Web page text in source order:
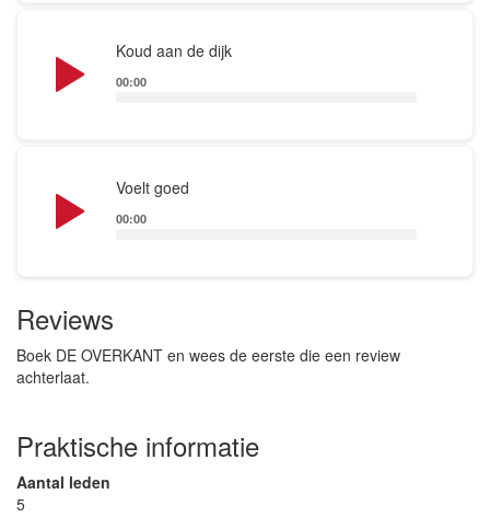
Koud aan de dijk
Player
00:00
Voelt goed
Player
00:00
Reviews
Boek DE OVERKANT en wees de eerste die een review
achterlaat.
Praktische informatie
Aantal leden
5